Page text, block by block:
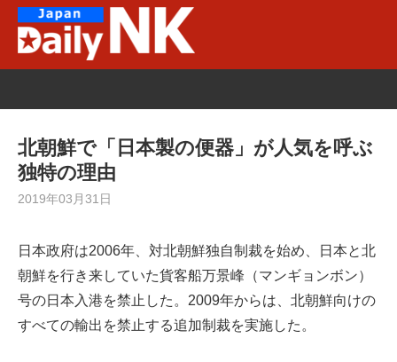
北朝鮮で「日本製の便器」が人気を呼ぶ
独特の理由
2019年03月31日
日本政府は2006年、対北朝鮮独自制裁を始め、日本と北
朝鮮を行き来していた貨客船万景峰（マンギョンボン）
号の日本入港を禁止した。2009年からは、北朝鮮向けの
すべての輸出を禁止する追加制裁を実施した。